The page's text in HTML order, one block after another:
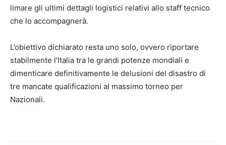
limare gli ultimi dettagli logistici relativi allo staff tecnico
che lo accompagnerà.
L’obiettivo dichiarato resta uno solo, ovvero riportare
stabilmente l’Italia tra le grandi potenze mondiali e
dimenticare definitivamente le delusioni del disastro di
tre mancate qualificazioni al massimo torneo per
Nazionali.